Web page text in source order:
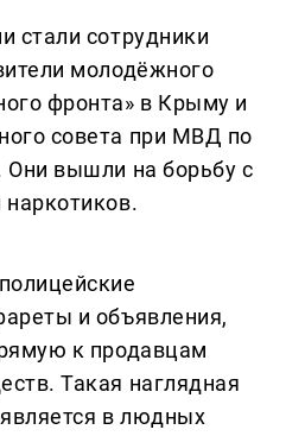
стали сотрудники
молодёжного
фронта» в Крыму и
совета при МВД по
вышли на борьбу с
и объявления,
к продавцам
Такая наглядная
в людных